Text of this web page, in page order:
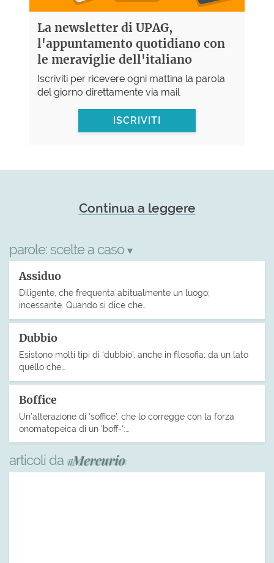
La newsletter di UPAG,
l'appuntamento quotidiano con
le meraviglie dell'italiano
Iscriviti per ricevere ogni mattina la parola
del giorno direttamente via mail
ISCRIVITI
Continua a leggere
parole: scelte a caso ▾
Assiduo
Diligente, che frequenta abitualmente un luogo;
incessante. Quando si dice che…
Dubbio
Esistono molti tipi di ‘dubbio’, anche in filosofia; da un lato
quello che…
Boffice
Un’alterazione di ‘soffice’, che lo corregge con la forza
onomatopeica di un ‘boff-‘:…
articoli da